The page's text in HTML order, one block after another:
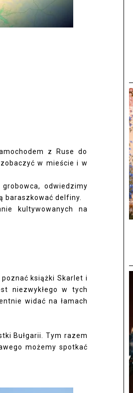
z Ruse do
w mieście i w
odwiedzimy
baraszkować delfiny.
kultywowanych na
książki Skarlet i
niezwykłego w tych
widać na łamach
Bułgarii. Tym razem
możemy spotkać